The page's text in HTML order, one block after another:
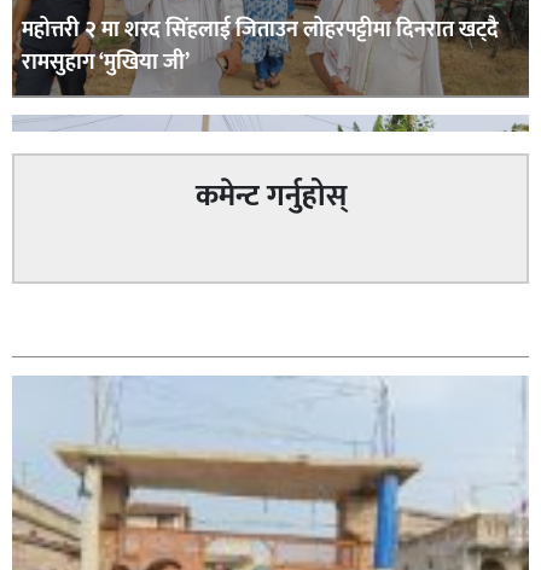
महोत्तरी २ मा शरद सिंहलाई जिताउन लोहरपट्टीमा दिनरात खट्दै
रामसुहाग ‘मुखिया जी’
कमेन्ट गर्नुहोस्